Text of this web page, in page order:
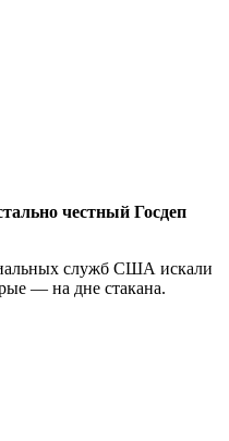
честный Госдеп
служб США искали
— на дне стакана.